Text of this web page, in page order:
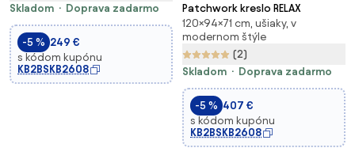
Skladom
Doprava zadarmo
-5 % 249 €
s kódom kupónu
KB2BSKB2608
Patchwork kreslo RELAX
120×94×71 cm, ušiaky, v
modernom štýle
(2)
Skladom
Doprava zadarmo
-5 % 407 €
s kódom kupónu
KB2BSKB2608